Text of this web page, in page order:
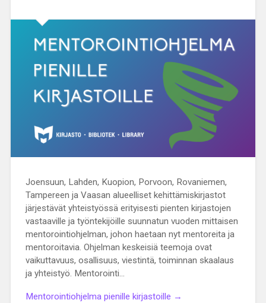
Joensuun, Lahden, Kuopion, Porvoon, Rovaniemen,
Tampereen ja Vaasan alueelliset kehittämiskirjastot
järjestävät yhteistyössä erityisesti pienten kirjastojen
vastaaville ja työntekijöille suunnatun vuoden mittaisen
mentorointiohjelman, johon haetaan nyt mentoreita ja
mentoroitavia. Ohjelman keskeisiä teemoja ovat
vaikuttavuus, osallisuus, viestintä, toiminnan skaalaus
ja yhteistyö. Mentorointi…
Mentorointiohjelma pienille kirjastoille →